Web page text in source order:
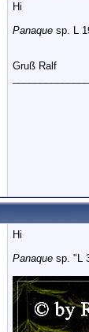
Hi
Panaque sp. L
Gruß Ralf
Hi
Panaque sp. "L